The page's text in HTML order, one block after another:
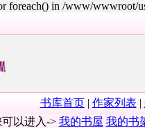
foreach() in /www/wwwroot/
书库首页| 作家列表 |
以进入-> 我的书屋 我的书